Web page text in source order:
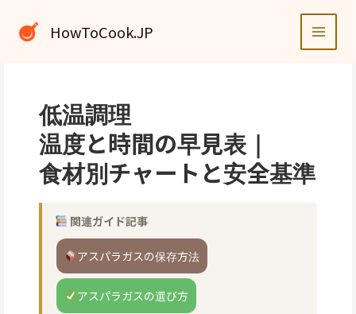
HowToCook.JP
低温調理
温度と時間の早見表｜
食材別チャートと安全基準
関連ガイド記事
アスパラガスの保存方法
アスパラガスの選び方